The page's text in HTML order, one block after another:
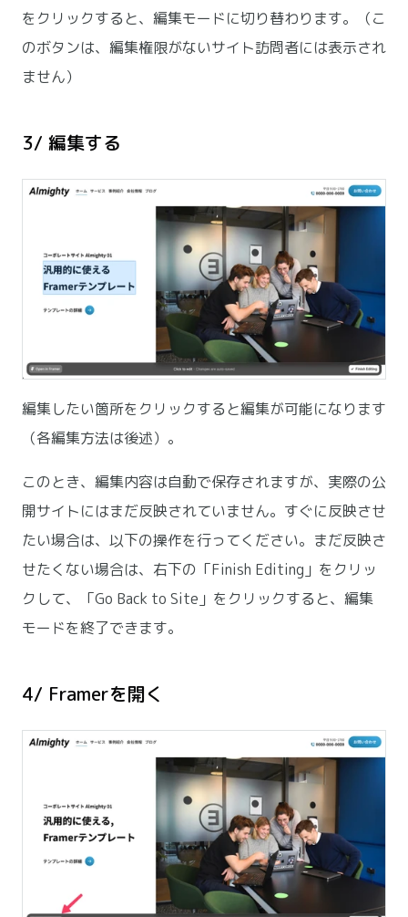
をクリックすると、編集モードに切り替わります。（こ
のボタンは、編集権限がないサイト訪問者には表示され
ません）
3/ 編集する
編集したい箇所をクリックすると編集が可能になります
（各編集方法は後述）。
このとき、編集内容は自動で保存されますが、実際の公
開サイトにはまだ反映されていません。すぐに反映させ
たい場合は、以下の操作を行ってください。まだ反映さ
せたくない場合は、右下の「Finish Editing」をクリッ
クして、「Go Back to Site」をクリックすると、編集
モードを終了できます。
4/ Framerを開く